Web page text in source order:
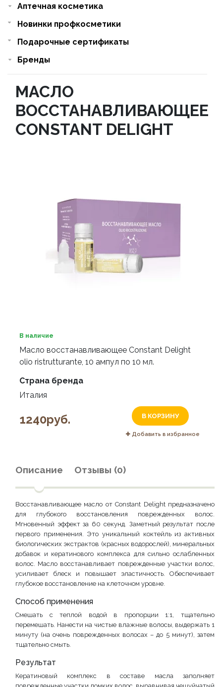
Аптечная косметика
Новинки профкосметики
Подарочные сертификаты
Бренды
МАСЛО
ВОССТАНАВЛИВАЮЩЕЕ
CONSTANT DELIGHT
В наличие
Масло восстанавливающее Constant Delight
olio ristrutturante, 10 ампул по 10 мл.
Страна бренда
Италия
1240руб. В КОРЗИНУ
Добавить в избранное
Описание Отзывы (0)
Восстанавливающее масло от Constant Delight предназначено
для глубокого восстановления поврежденных волос.
Мгновенный эффект за 60 секунд. Заметный результат после
первого применения. Это уникальный коктейль из активных
биологических экстрактов (красных водорослей), минеральных
добавок и кератинового комплекса для сильно ослабленных
волос. Масло восстанавливает поврежденные участки волос,
усиливает блеск и повышает эластичность. Обеспечивает
глубокое восстановление на клеточном уровне.
Способ применения
Смешать с теплой водой в пропорции 1:1, тщательно
перемешать. Нанести на чистые влажные волосы, выдержать 1
минуту (на очень поврежденных волосах – до 5 минут), затем
тщательно смыть.
Результат
Кератиновый комплекс в составе масла заполняет